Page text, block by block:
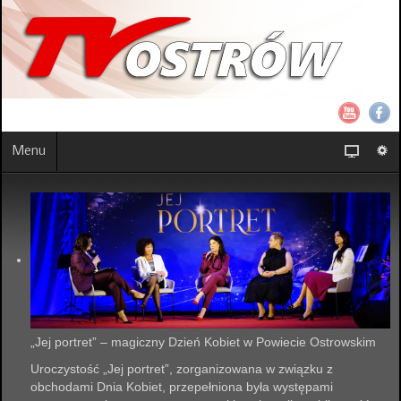
Menu
„Jej portret” – magiczny Dzień Kobiet w Powiecie Ostrowskim
Uroczystość „Jej portret”, zorganizowana w związku z
obchodami Dnia Kobiet, przepełniona była występami